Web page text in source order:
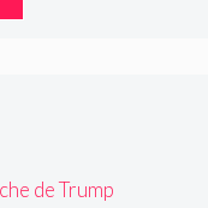
de Trump